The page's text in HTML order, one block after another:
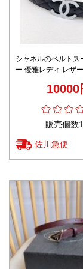
シャネルのベルトス
ー 優雅レディ レザ
10000
販売個数
佐川急便